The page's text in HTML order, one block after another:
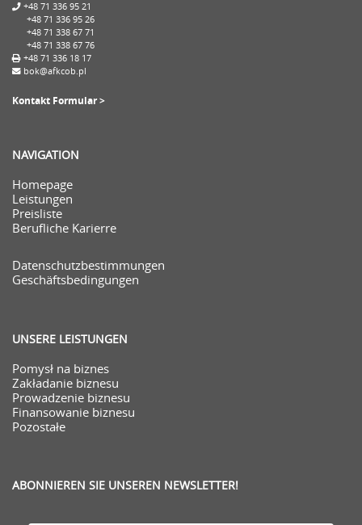
+48 71 336 95 21
+48 71 336 95 26
+48 71 338 67 71
+48 71 338 67 76
+48 71 336 18 17
bok@afkcob.pl
Kontakt Formular >
NAVIGATION
Homepage
Leistungen
Preisliste
Berufliche Karierre
Datenschutzbestimmungen
Geschäftsbedingungen
UNSERE LEISTUNGEN
Pomysł na biznes
Zakładanie biznesu
Prowadzenie biznesu
Finansowanie biznesu
Pozostałe
ABONNIEREN SIE UNSEREN NEWSLETTER!